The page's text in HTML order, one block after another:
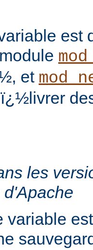
et
les
variable